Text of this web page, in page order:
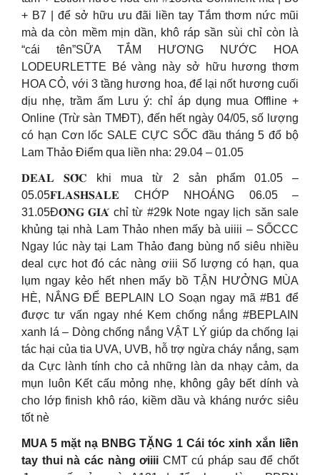
+ B7 | để sở hữu ưu đãi liền tay Tắm thơm nức mũi
mà da còn mềm mịn dần, khô ráp sần sùi chỉ còn là
“cái tên”SỮA TẮM HƯƠNG NƯỚC HOA
LODEURLETTE Bé vàng này sở hữu hương thơm
HOA CỎ, với 3 tầng hương hoa, để lại nốt hương cuối
dịu nhẹ, trầm ấm Lưu ý: chỉ áp dụng mua Offline +
Online (Trừ sàn TMĐT), đến hết ngày 04/05, số lượng
có hạn Cơn lốc SALE CỰC SỐC đầu tháng 5 đổ bộ
Lam Thảo Điểm qua liền nha: 29.04 – 01.05
𝐃𝐄𝐀𝐋 𝐒𝐎̂́𝐂 khi mua từ 2 sản phẩm 01.05 –
05.05𝐅𝐋𝐀𝐒𝐇𝐒𝐀𝐋𝐄 CHỚP NHOÁNG 06.05 –
31.05Đ𝐎̂̀𝐍𝐆 𝐆𝐈𝐀́ chỉ từ #29k Note ngay lịch săn sale
khủng tại nhà Lam Thảo nhen mấy bà uiiii – SỐCCC
Ngay lúc này tại Lam Thảo đang bùng nổ siêu nhiều
deal cực hot đó các nàng ơiii Số lượng có hạn, qua
lụm ngay kẻo hết nhen mấy bồ TẬN HƯỞNG MÙA
HÈ, NẮNG ĐỂ BEPLAIN LO Soạn ngay mã #B1 để
được tư vấn ngay nhé Kem chống nắng #BEPLAIN
xanh lá – Dòng chống nắng VẬT LÝ giúp da chống lại
tác hại của tia UVA, UVB, hỗ trợ ngừa cháy nắng, sạm
da Cực lành tính cho cả những làn da nhạy cảm, da
mụn luôn Kết cấu mỏng nhẹ, không gây bết dính và
cho lớp finish khô ráo, kiềm dầu và kháng nước siêu
tốt nè
MUA 5 mặt nạ BNBG TẶNG 1 Cái tóc xinh xắn liền
tay thui nà các nàng ơiiii CMT cú pháp sau để chốt